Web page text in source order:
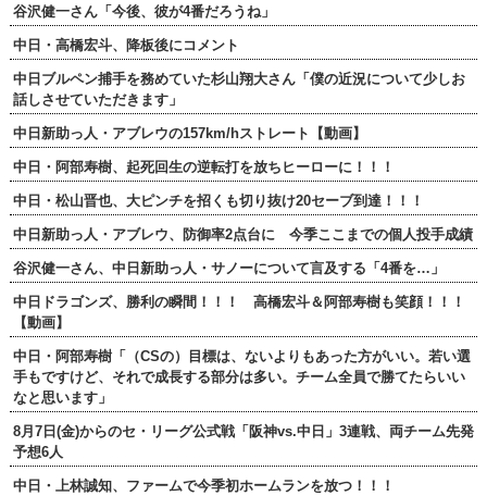
谷沢健一さん「今後、彼が4番だろうね」
中日・高橋宏斗、降板後にコメント
中日ブルペン捕手を務めていた杉山翔大さん「僕の近況について少しお
話しさせていただきます」
中日新助っ人・アブレウの157km/hストレート【動画】
中日・阿部寿樹、起死回生の逆転打を放ちヒーローに！！！
中日・松山晋也、大ピンチを招くも切り抜け20セーブ到達！！！
中日新助っ人・アブレウ、防御率2点台に 今季ここまでの個人投手成績
谷沢健一さん、中日新助っ人・サノーについて言及する「4番を…」
中日ドラゴンズ、勝利の瞬間！！！ 高橋宏斗＆阿部寿樹も笑顔！！！
【動画】
中日・阿部寿樹「（CSの）目標は、ないよりもあった方がいい。若い選
手もですけど、それで成長する部分は多い。チーム全員で勝てたらいい
なと思います」
8月7日(金)からのセ・リーグ公式戦「阪神vs.中日」3連戦、両チーム先発
予想6人
中日・上林誠知、ファームで今季初ホームランを放つ！！！